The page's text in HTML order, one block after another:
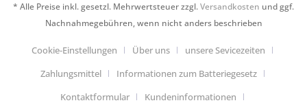
* Alle Preise inkl. gesetzl. Mehrwertsteuer zzgl.Versandkosten und ggf.
Nachnahmegebühren, wenn nicht anders beschrieben
Cookie-Einstellungen Über uns
unsere Sevicezeiten
Zahlungsmittel
Informationen zum Batteriegesetz
Kontaktformular
Kundeninformationen